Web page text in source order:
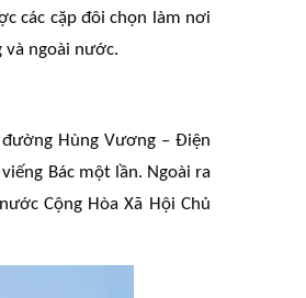
các cặp đôi chọn làm nơi
ngoài nước.
Hùng Vương – Điện
Bác một lần. Ngoài ra
Cộng Hòa Xã Hội Chủ